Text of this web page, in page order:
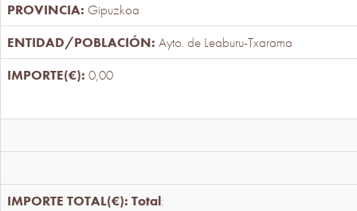
Gipuzkoa
Ayto. de Leaburu-Txarama
0,00
Total: